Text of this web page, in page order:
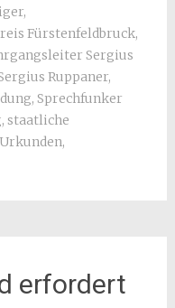
,
Fürstenfeldbruck,
Sergius
Ruppaner,
, Sprechfunker
, staatliche
Urkunden,
erfordert